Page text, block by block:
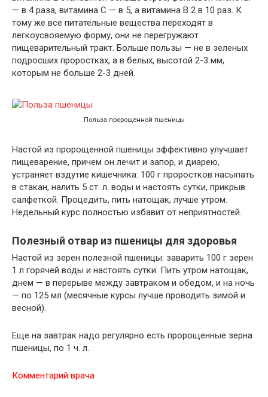
— в 4 раза, витамина С — в 5, а витамина В 2 в 10 раз. К
тому же все питательные вещества переходят в
легкоусвояемую форму, они не перегружают
пищеварительный тракт. Больше пользы — не в зеленых
подросших проростках, а в белых, высотой 2-3 мм,
которым не больше 2-3 дней.
Польза пророщенной пшеницы
Настой из пророщенной пшеницы эффективно улучшает
пищеварение, причем он лечит и запор, и диарею,
устраняет вздутие кишечника: 100 г проростков насыпать
в стакан, налить 5 ст. л. воды и настоять сутки, прикрыв
салфеткой. Процедить, пить натощак, лучше утром.
Недельный курс полностью избавит от неприятностей.
Полезный отвар из пшеницы для здоровья
Настой из зерен полезной пшеницы: заварить 100 г зерен
1 л горячей воды и настоять сутки. Пить утром натощак,
днем — в перерыве между завтраком и обедом, и на ночь
— по 125 мл (месячные курсы лучше проводить зимой и
весной).
Еще на завтрак надо регулярно есть пророщенные зерна
пшеницы, по 1 ч. л.
Комментарий врача